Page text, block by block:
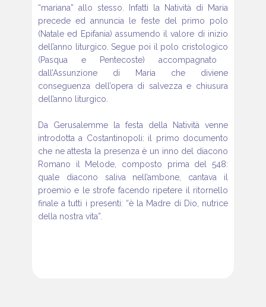
“mariana” allo stesso. Infatti la Natività di Maria
precede ed annuncia le feste del primo polo
(Natale ed Epifania) assumendo il valore di inizio
dell’anno liturgico. Segue poi il polo cristologico
(Pasqua e Pentecoste) accompagnato
dall’Assunzione di Maria che diviene
conseguenza dell’opera di salvezza e chiusura
dell’anno liturgico.
Da Gerusalemme la festa della Natività venne
introdotta a Costantinopoli: il primo documento
che ne attesta la presenza è un inno del diacono
Romano il Melode, composto prima del 548:
quale diacono saliva nell’ambone, cantava il
proemio e le strofe facendo ripetere il ritornello
finale a tutti i presenti: “è la Madre di Dio, nutrice
della nostra vita”.